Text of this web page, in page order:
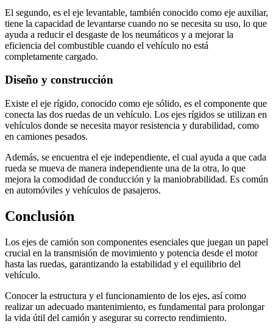
El segundo, es el eje levantable, también conocido como eje auxiliar,
tiene la capacidad de levantarse cuando no se necesita su uso, lo que
ayuda a reducir el desgaste de los neumáticos y a mejorar la
eficiencia del combustible cuando el vehículo no está
completamente cargado.
Diseño y construcción
Existe el eje rígido, conocido como eje sólido, es el componente que
conecta las dos ruedas de un vehículo. Los ejes rígidos se utilizan en
vehículos donde se necesita mayor resistencia y durabilidad, como
en camiones pesados.
Además, se encuentra el eje independiente, el cual ayuda a que cada
rueda se mueva de manera independiente una de la otra, lo que
mejora la comodidad de conducción y la maniobrabilidad. Es común
en automóviles y vehículos de pasajeros.
Conclusión
Los ejes de camión son componentes esenciales que juegan un papel
crucial en la transmisión de movimiento y potencia desde el motor
hasta las ruedas, garantizando la estabilidad y el equilibrio del
vehículo.
Conocer la estructura y el funcionamiento de los ejes, así como
realizar un adecuado mantenimiento, es fundamental para prolongar
la vida útil del camión y asegurar su correcto rendimiento.